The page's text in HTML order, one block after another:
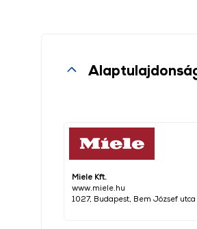
Miele Kft.
www.miele.hu
1027, Budapest, Bem József